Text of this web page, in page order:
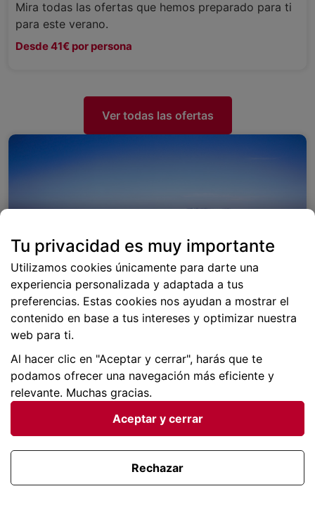
Mira todas las ofertas que hemos preparado para ti
para este verano.
Desde 41€ por persona
Ver todas las ofertas
Anticípate con los ofertones para este verano. ¡No
me lo pierdo!
Desde 45€ por persona
Tu privacidad es muy importante
Utilizamos cookies únicamente para darte una
experiencia personalizada y adaptada a tus
preferencias. Estas cookies nos ayudan a mostrar el
contenido en base a tus intereses y optimizar nuestra
web para ti.
Al hacer clic en "Aceptar y cerrar", harás que te
podamos ofrecer una navegación más eficiente y
relevante. Muchas gracias.
Aceptar y cerrar
Rechazar